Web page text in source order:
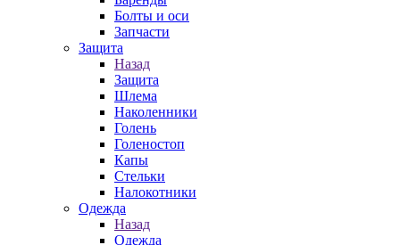
Болты и оси
Запчасти
Защита
Назад
Защита
Шлема
Наколенники
Голень
Голеностоп
Капы
Стельки
Налокотники
Одежда
Назад
Одежда